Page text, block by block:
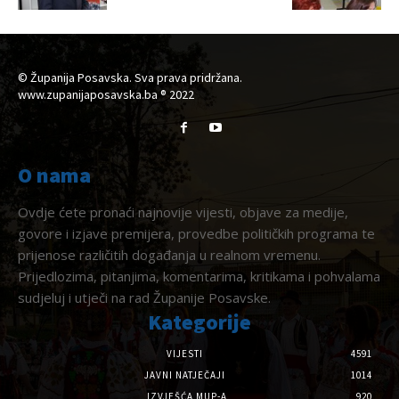
© Županija Posavska. Sva prava pridržana.
www.zupanijaposavska.ba ® 2022
O nama
Ovdje ćete pronaći najnovije vijesti, objave za medije,
govore i izjave premijera, provedbe političkih programa te
prijenose različitih događanja u realnom vremenu.
Prijedlozima, pitanjima, komentarima, kritikama i pohvalama
sudjeluj i utječi na rad Županije Posavske.
Kategorije
VIJESTI
4591
JAVNI NATJEČAJI
1014
IZVJEŠĆA MUP-A
920